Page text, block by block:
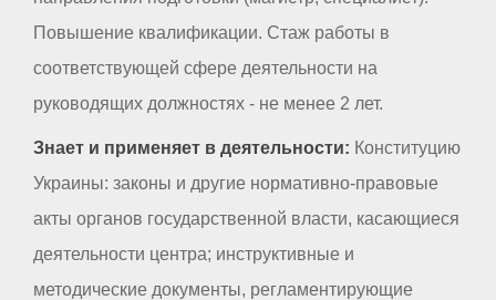
Повышение квалификации. Стаж работы в
соответствующей сфере деятельности на
руководящих должностях - не менее 2 лет.
Знает и применяет в деятельности: Конституцию
Украины: законы и другие нормативно-правовые
акты органов государственной власти, касающиеся
деятельности центра; инструктивные и
методические документы, регламентирующие